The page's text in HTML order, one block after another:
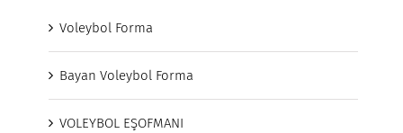
Voleybol Forma
Bayan Voleybol Forma
VOLEYBOL EŞOFMANI